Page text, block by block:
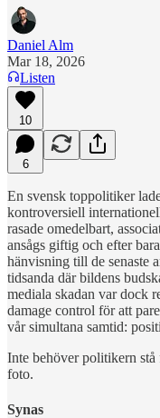
Daniel Alm
Mar 18, 2026
Listen
10
6
En svensk toppolitiker
kontroversiell
rasade omedelbart,
ansågs giftig och efter
hänvisning till de senaste
tidsanda där bildens
mediala skadan var dock
damage control för att
vår simultana samtid:
Inte behöver politikern stå
foto.
Synas